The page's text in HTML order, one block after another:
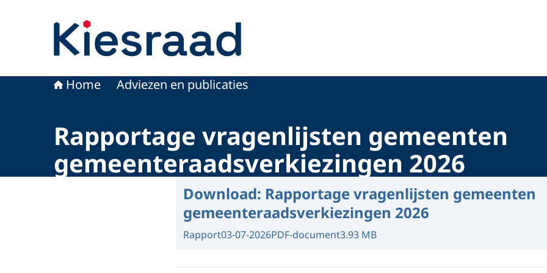
Home Adviezen en publicaties
Rapportage vragenlijsten gemeenten
gemeenteraadsverkiezingen 2026
Download: Rapportage vragenlijsten gemeenten
gemeenteraadsverkiezingen 2026
Rapport03-07-2026PDF-document3.93 MB